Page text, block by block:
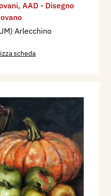
, AAD - Disegno
Arlecchino
scheda